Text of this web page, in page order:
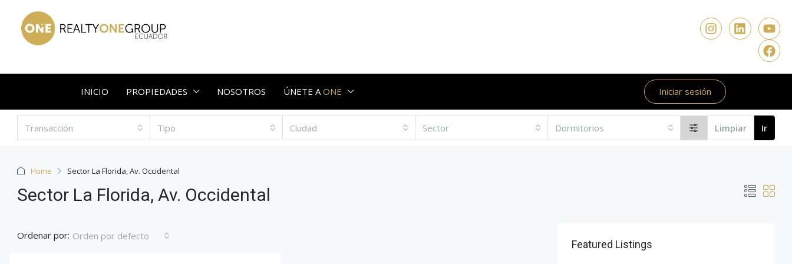
INICIO PROPIEDADES NOSOTROS ÚNETE A ONE Iniciar sesión
Transacción Tipo Ciudad Sector Dormitorios Limpiar Ir
Home Sector La Florida, Av. Occidental
Sector La Florida, Av. Occidental
Ordenar por: Orden por defecto
Featured Listings